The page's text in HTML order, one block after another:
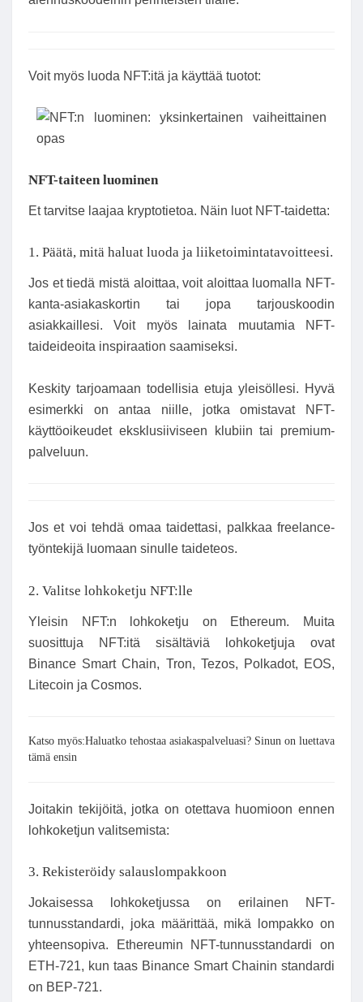
Voit myös luoda NFT:itä ja käyttää tuotot:
NFT-taiteen luominen
Et tarvitse laajaa kryptotietoa. Näin luot NFT-taidetta:
1. Päätä, mitä haluat luoda ja liiketoimintatavoitteesi.
Jos et tiedä mistä aloittaa, voit aloittaa luomalla NFT-
kanta-asiakaskortin tai jopa tarjouskoodin
asiakkaillesi. Voit myös lainata muutamia NFT-
taideideoita inspiraation saamiseksi.
Keskity tarjoamaan todellisia etuja yleisöllesi. Hyvä
esimerkki on antaa niille, jotka omistavat NFT-
käyttöoikeudet eksklusiiviseen klubiin tai premium-
palveluun.
Jos et voi tehdä omaa taidettasi, palkkaa freelance-
työntekijä luomaan sinulle taideteos.
2. Valitse lohkoketju NFT:lle
Yleisin NFT:n lohkoketju on Ethereum. Muita
suosittuja NFT:itä sisältäviä lohkoketjuja ovat
Binance Smart Chain, Tron, Tezos, Polkadot, EOS,
Litecoin ja Cosmos.
Katso myös:Haluatko tehostaa asiakaspalveluasi? Sinun on luettava
tämä ensin
Joitakin tekijöitä, jotka on otettava huomioon ennen
lohkoketjun valitsemista:
3. Rekisteröidy salauslompakkoon
Jokaisessa lohkoketjussa on erilainen NFT-
tunnusstandardi, joka määrittää, mikä lompakko on
yhteensopiva. Ethereumin NFT-tunnusstandardi on
ETH-721, kun taas Binance Smart Chainin standardi
on BEP-721.